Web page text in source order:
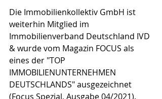
Die Immobilienkollektiv GmbH ist
weiterhin Mitglied im
Immobilienverband Deutschland IVD
& wurde vom Magazin FOCUS als
eines der "TOP
IMMOBILIENUNTERNEHMEN
DEUTSCHLANDS" ausgezeichnet
(Focus Spezial, Ausgabe 04/2021).